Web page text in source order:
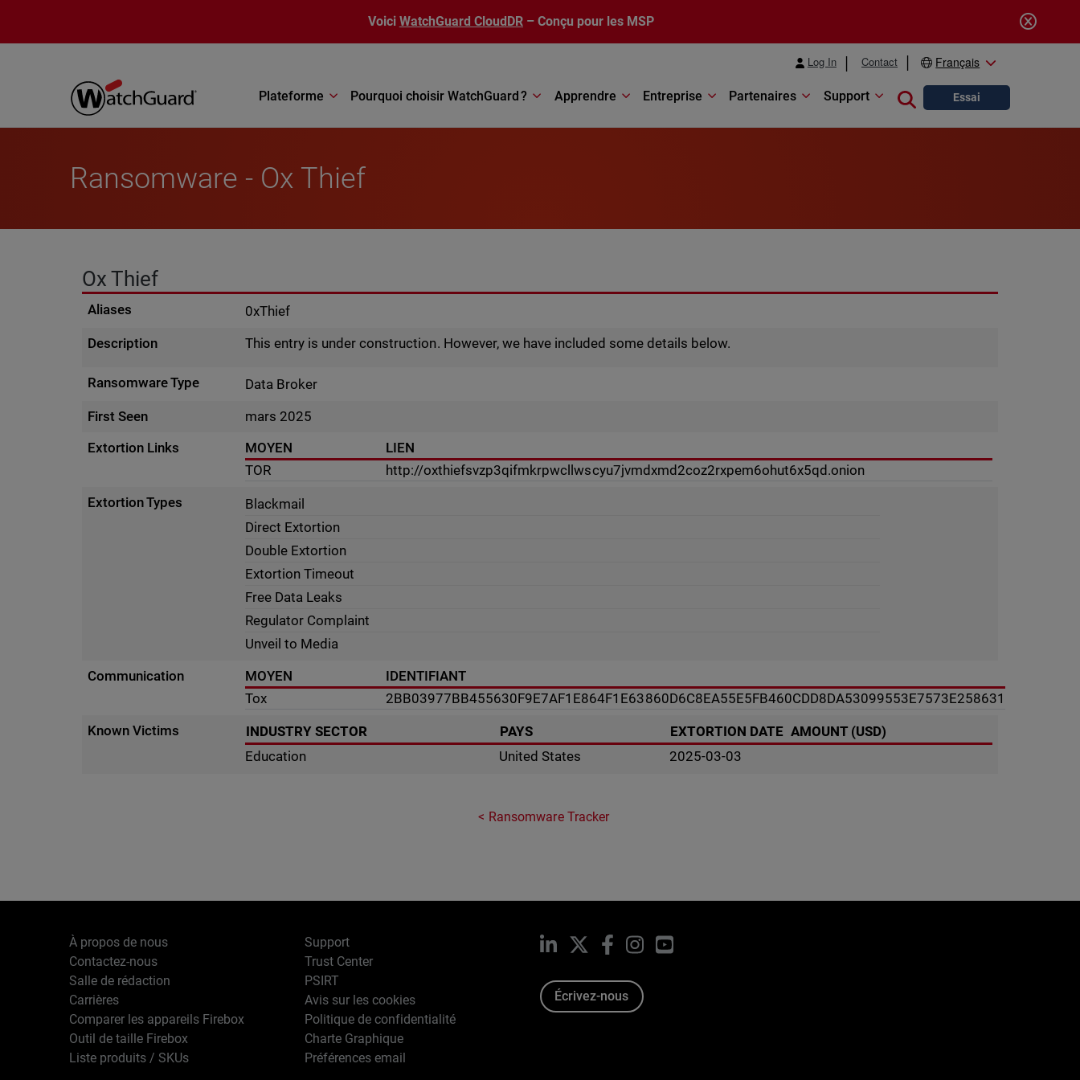
Voici WatchGuard CloudDR – Conçu pour les MSP
Log In Contact Français
Plateforme Pourquoi choisir WatchGuard ? Apprendre Entreprise Partenaires Support Close search
Essai
Ransomware - Ox Thief
Ox Thief
Aliases
0xThief
Description
This entry is under construction. However, we have included some details below.
Ransomware Type
Data Broker
First Seen
mars 2025
Extortion Links
MOYEN
LIEN
TOR
http://oxthiefsvzp3qifmkrpwcllwscyu7jvmdxmd2coz2rxpem6ohut6x5qd.onion
Extortion Types
Blackmail
Direct Extortion
Double Extortion
Extortion Timeout
Free Data Leaks
Regulator Complaint
Unveil to Media
Communication
MOYEN
IDENTIFIANT
Tox
2BB03977BB455630F9E7AF1E864F1E63860D6C8EA55E5FB460CDD8DA53099553E7573E258631
Known Victims
INDUSTRY SECTOR PAYS EXTORTION DATE AMOUNT (USD)
Education
United States 2025-03-03
Ransomware Tracker
À propos de nous
Contactez-nous
Salle de rédaction
Carrières
Comparer les appareils Firebox
Outil de taille Firebox
Liste produits / SKUs
Support
Trust Center
PSIRT
Avis sur les cookies
Politique de confidentialité
Charte Graphique
Préférences email
LinkedIn Facebook
InstagramYouTube
Écrivez-nous